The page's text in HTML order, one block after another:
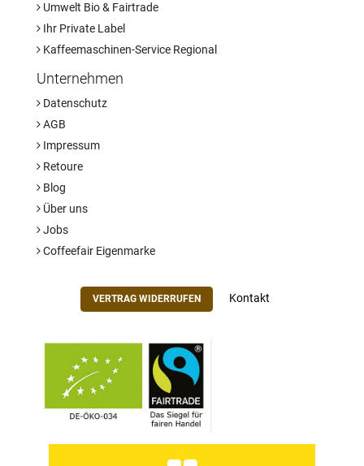
Umwelt Bio & Fairtrade
Ihr Private Label
Kaffeemaschinen-Service Regional
Unternehmen
Datenschutz
AGB
Impressum
Retoure
Blog
Über uns
Jobs
Coffeefair Eigenmarke
VERTRAG WIDERRUFEN Kontakt